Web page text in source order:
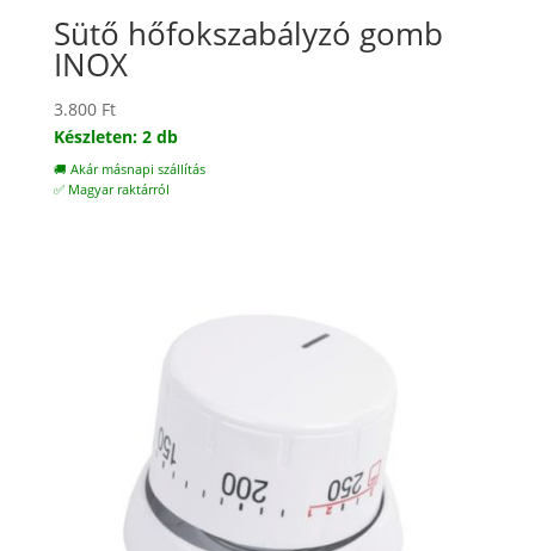
Sütő hőfokszabályzó gomb
INOX
3.800 Ft
Készleten: 2 db
🚚 Akár másnapi szállítás
✅ Magyar raktárról